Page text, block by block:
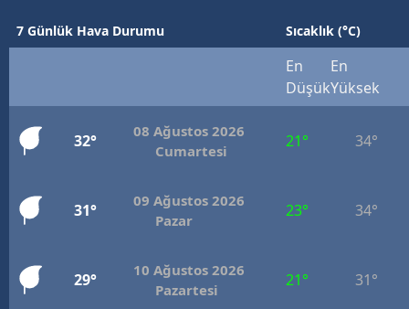
Giresun
Gümüşhane
7 Günlük Hava Durumu Sıcaklık (°C)
En
Düşük
En
Yüksek
32°
08 Ağustos 2026
Cumartesi
21° 34°
31°
09 Ağustos 2026
Pazar
23° 34°
29°
10 Ağustos 2026
Pazartesi
21° 31°